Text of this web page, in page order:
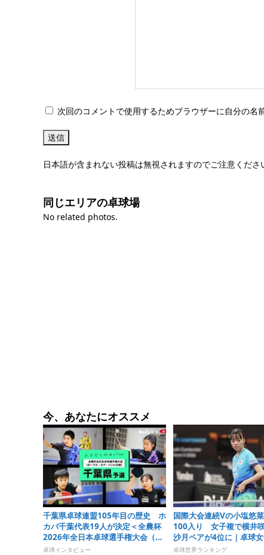
次回のコメントで使用するためブラウザーに自分の名
日本語が含まれない投稿は無視されますのでご注意くださ
同じエリアの卓球場
No related photos.
今、あなたにオススメ
千葉県卓球連盟105年目の歴史 ホ
カバ千葉代表19人が決定＜全農杯
2026年全日本卓球選手権大会（ホ
ープス・カブ・バンビの部）千葉
卓球インタビュー
国際大会連続Vの小塩悠
100入り 女子複で横井
沙月ペアが4位に｜卓球
ンキング（2026年第32週
卓球世界ランキング